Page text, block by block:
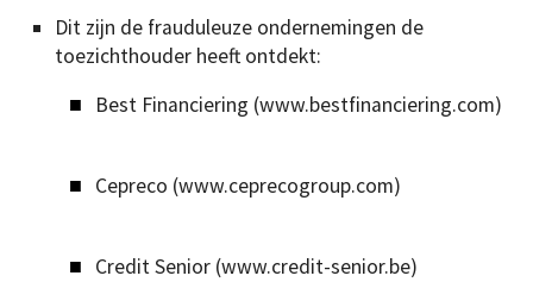
Dit zijn de frauduleuze ondernemingen de
toezichthouder heeft ontdekt:
Best Financiering (www.bestfinanciering.com)
Cepreco (www.ceprecogroup.com)
Credit Senior (www.credit-senior.be)